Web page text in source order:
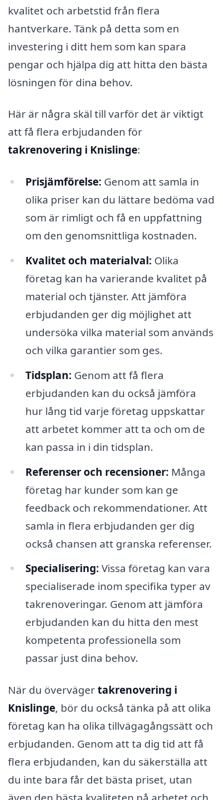
kvalitet och arbetstid från flera
hantverkare. Tänk på detta som en
investering i ditt hem som kan spara
pengar och hjälpa dig att hitta den bästa
lösningen för dina behov.
Här är några skäl till varför det är viktigt
att få flera erbjudanden för
takrenovering i Knislinge:
Prisjämförelse: Genom att samla in
olika priser kan du lättare bedöma vad
som är rimligt och få en uppfattning
om den genomsnittliga kostnaden.
Kvalitet och materialval: Olika
företag kan ha varierande kvalitet på
material och tjänster. Att jämföra
erbjudanden ger dig möjlighet att
undersöka vilka material som används
och vilka garantier som ges.
Tidsplan: Genom att få flera
erbjudanden kan du också jämföra
hur lång tid varje företag uppskattar
att arbetet kommer att ta och om de
kan passa in i din tidsplan.
Referenser och recensioner: Många
företag har kunder som kan ge
feedback och rekommendationer. Att
samla in flera erbjudanden ger dig
också chansen att granska referenser.
Specialisering: Vissa företag kan vara
specialiserade inom specifika typer av
takrenoveringar. Genom att jämföra
erbjudanden kan du hitta den mest
kompetenta professionella som
passar just dina behov.
När du övervägertakrenovering i
Knislinge, bör du också tänka på att olika
företag kan ha olika tillvägagångssätt och
erbjudanden. Genom att ta dig tid att få
flera erbjudanden, kan du säkerställa att
du inte bara får det bästa priset, utan